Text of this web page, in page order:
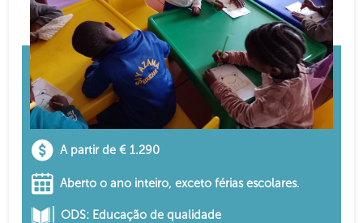
A partir de € 1.290
Aberto o ano inteiro, exceto férias escolares.
ODS: Educação de qualidade